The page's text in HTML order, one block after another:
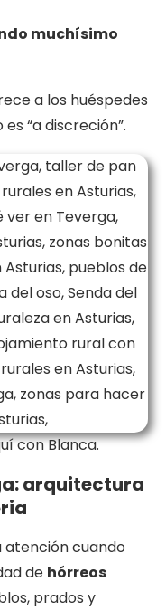
muchísimo
a los huéspedes
“a discreción”.
con Blanca.
arquitectura
atención cuando
de hórreos
prados y